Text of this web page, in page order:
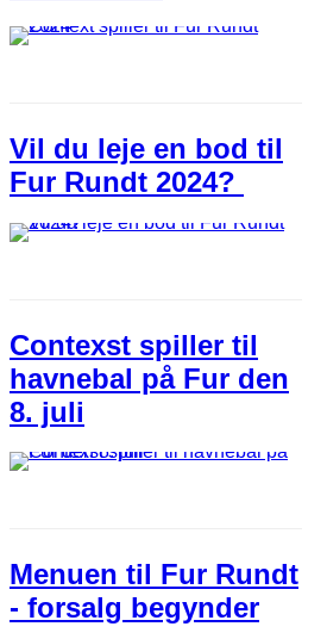
Vil du leje en bod til
Fur Rundt 2024?
Contexst spiller til
havnebal på Fur den
8. juli
Menuen til Fur Rundt
- forsalg begynder